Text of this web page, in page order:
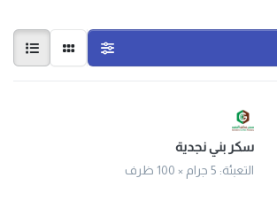
سكر بني نجدية
التعبئة: 5 جرام × 100 ظرف